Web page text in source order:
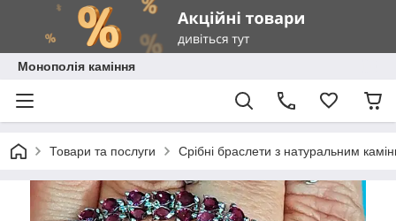
Монополія каміння
Товари та послуги Срібні браслети з натуральним